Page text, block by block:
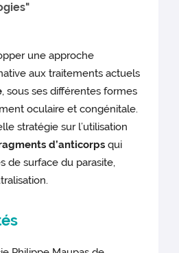
une approche
aux traitements actuels
, sous ses différentes formes
oculaire et congénitale.
stratégie sur l’utilisation
d’anticorps qui
de surface du parasite,